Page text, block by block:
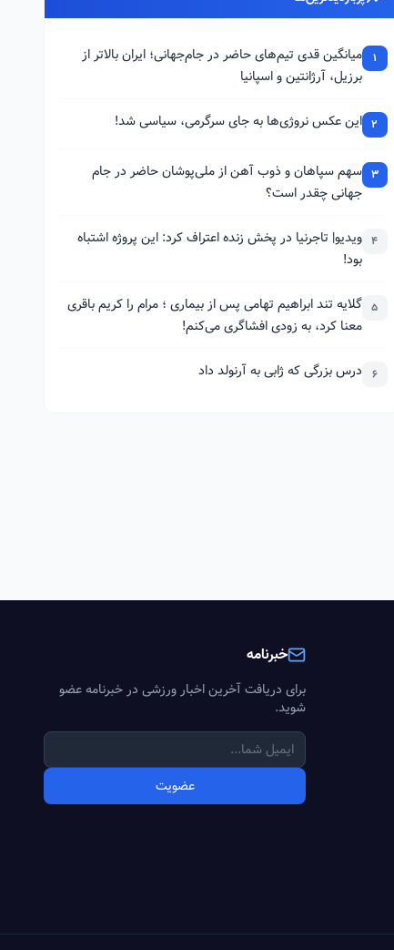
1
میانگین قدی تیم‌های حاضر در جام‌جهانی؛ ایران بالاتر از
برزیل، آرژانتین و اسپانیا
2 این عکس نروژی‌ها به جای سرگرمی، سیاسی شد!
3 سهم سپاهان و ذوب آهن از ملی‌پوشان حاضر در جام
جهانی چقدر است؟
4 ویدیو| تاجرنیا در پخش زنده اعتراف کرد: این پروژه اشتباه
بود!
5 گلایه تند ابراهیم تهامی پس از بیماری ؛ مرام را کریم باقری
معنا کرد، به زودی افشاگری می‌کنم!
6 درس بزرگی که ژابی به آرنولد داد
خبرنامه
برای دریافت آخرین اخبار ورزشی در خبرنامه عضو
شوید.
عضویت